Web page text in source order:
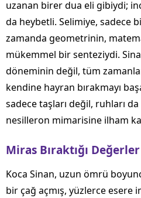
uzanan birer dua eli gibiydi;
da heybetli. Selimiye, sadece
zamanda geometrinin,
mükemmel bir senteziydi.
döneminin değil, tüm
kendine hayran bırakmayı
sadece taşları değil, ruhları
nesilleron mimarisine ilham
Miras Bıraktığı Değerler
Koca Sinan, uzun ömrü
bir çağ açmış, yüzlerce esere